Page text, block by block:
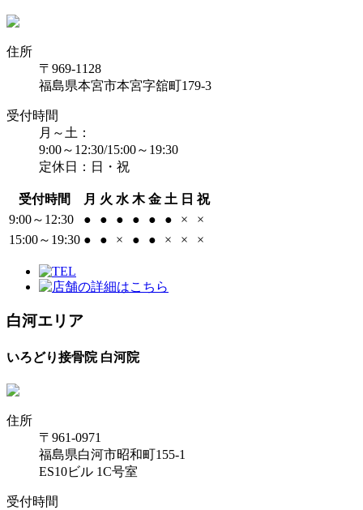
住所
〒969-1128
福島県本宮市本宮字舘町179-3
受付時間
月～土：
9:00～12:30/15:00～19:30
定休日：日・祝
受付時間 月 火 水 木 金 土 日 祝
9:00～12:30
● ● ● ● ● ● ×
×
15:00～19:30 ● ● × ● ● × × ×
白河エリア
いろどり接骨院 白河院
住所
〒961-0971
福島県白河市昭和町155-1
ES10ビル 1C号室
受付時間